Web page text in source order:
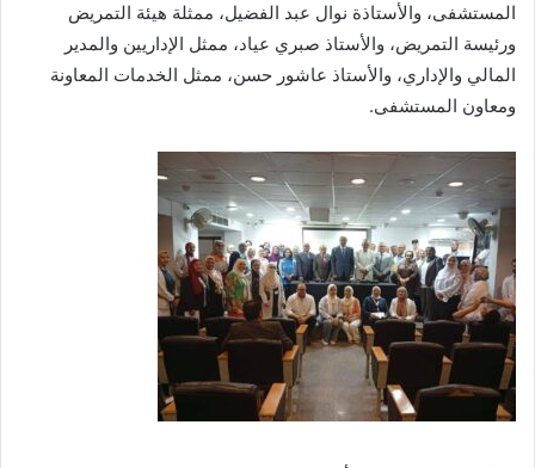
المستشفى، والأستاذة نوال عبد الفضيل، ممثلة هيئة التمريض
ورئيسة التمريض، والأستاذ صبري عياد، ممثل الإداريين والمدير
المالي والإداري، والأستاذ عاشور حسن، ممثل الخدمات المعاونة
ومعاون المستشفى.